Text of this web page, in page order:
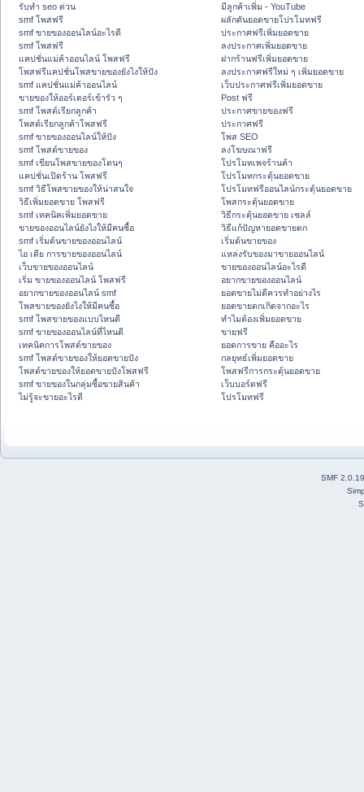
รับทำ seo ด่วน
smf โพสฟรี
smf ขายของออนไลน์อะไรดี
smf โพสฟรี
แคปชั่นแม่ค้าออนไลน์ โพสฟรี
โพสฟรีแคปชั่นโพสขายของยังไงให้ปัง
smf แคปชั่นแม่ค้าออนไลน์
ขายของให้ออร์เดอร์เข้ารัว ๆ
smf โพสต์เรียกลูกค้า
โพสต์เรียกลูกค้าโพสฟรี
smf ขายของออนไลน์ให้ปัง
smf โพสต์ขายของ
smf เขียนโพสขายของโดนๆ
แคปชั่นเปิดร้าน โพสฟรี
smf วิธีโพสขายของให้น่าสนใจ
วิธีเพิ่มยอดขาย โพสฟรี
smf เทคนิคเพิ่มยอดขาย
ขายของออนไลน์ยังไงให้มีคนซื้อ
smf เริ่มต้นขายของออนไลน์
ไอ เดีย การขายของออนไลน์
เว็บขายของออนไลน์
เริ่ม ขายของออนไลน์ โพสฟรี
อยากขายของออนไลน์ smf
โพสขายของยังไงให้มีคนซื้อ
smf โพสขายของแบบไหนดี
smf ขายของออนไลน์ที่ไหนดี
เทคนิคการโพสต์ขายของ
smf โพสต์ขายของให้ยอดขายปัง
โพสต์ขายของให้ยอดขายปังโพสฟรี
smf ขายของในกลุ่มซื้อขายสินค้า
ไม่รู้จะขายอะไรดี
มีลูกค้าเพิ่ม - YouTube
ผลักดันยอดขายโปรโมทฟรี
ประกาศฟรีเพิ่มยอดขาย
ลงประกาศเพิ่มยอดขาย
ฝากร้านฟรีเพิ่มยอดขาย
ลงประกาศฟรีใหม่ ๆ เพิ่มยอดขาย
เว็บประกาศฟรีเพิ่มยอดขาย
Post ฟรี
ประกาศขายของฟรี
ประกาศฟรี
โพส SEO
ลงโฆษณาฟรี
โปรโมทเพจร้านค้า
โปรโมทกระตุ้นยอดขาย
โปรโมทฟรีออนไลน์กระตุ้นยอดขาย
โพสกระตุ้นยอดขาย
วิธีกระตุ้นยอดขาย เซลล์
วิธีแก้ปัญหายอดขายตก
เริ่มต้นขายของ
แหล่งรับของมาขายออนไลน์
ขายของออนไลน์อะไรดี
อยากขายของออนไลน์
ยอดขายไม่ดีควรทำอย่างไร
ยอดขายตกเกิดจากอะไร
ทำไมต้องเพิ่มยอดขาย
ขายฟรี
ยอดการขาย คืออะไร
กลยุทธ์เพิ่มยอดขาย
โพสฟรีการกระตุ้นยอดขาย
เว็บบอร์ดฟรี
โปรโมทฟรี
SMF 2.0.19